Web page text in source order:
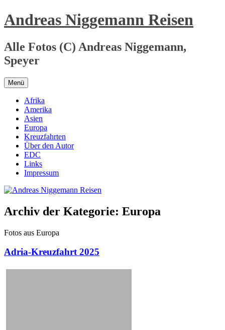
Zum
Inhalt
Andreas Niggemann Reisen
Alle Fotos (C) Andreas Niggemann,
Speyer
Menü
Afrika
Amerika
Asien
Europa
Kreuzfahrten
Über den Autor
EDC
Links
Impressum
Archiv der Kategorie: Europa
Fotos aus Europa
Adria-Kreuzfahrt 2025